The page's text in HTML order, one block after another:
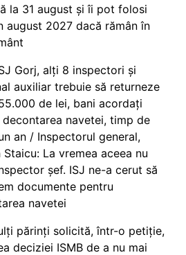
la 31 august și îi pot folosi
august 2027 dacă rămân în
Gorj, alți 8 inspectori și
auxiliar trebuie să returneze
de lei, bani acordați
decontarea navetei, timp de
an / Inspectorul general,
Staicu: La vremea aceea nu
șef. ISJ ne-a cerut să
documente pentru
navetei
părinți solicită, într-o petiție,
deciziei ISMB de a nu mai